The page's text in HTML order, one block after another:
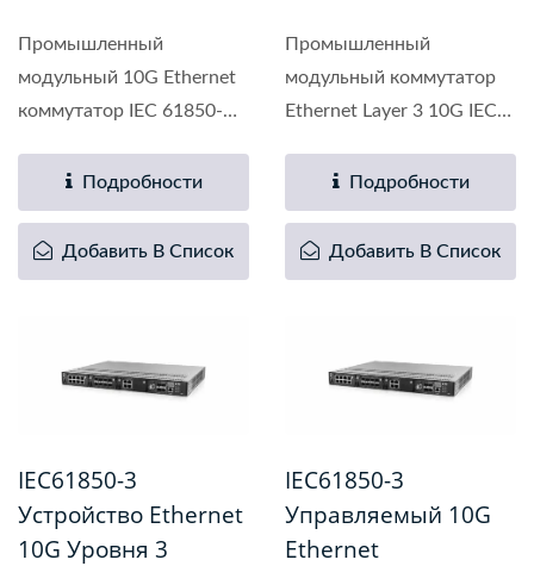
Промышленный
модульный 10G Ethernet
коммутатор IEC 61850-
Подробности
Добавить В Список
Промышленный
модульный коммутатор
Ethernet Layer 3 10G IEC
Подробности
Добавить В Список
IEC61850-3
Устройство Ethernet
10G Уровня 3
IEC61850-3
Управляемый 10G
Ethernet